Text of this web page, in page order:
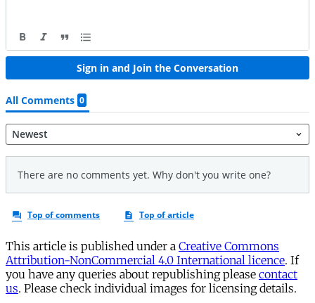
This article is published under a Creative Commons
Attribution-NonCommercial 4.0 International licence. If
you have any queries about republishing please contact
us. Please check individual images for licensing details.